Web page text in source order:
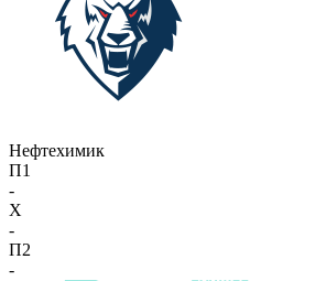
Нефтехимик
П1
-
X
-
П2
-